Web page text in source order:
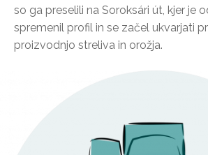
so ga preselili na Soroksári út, kjer je
spremenil profil in se začel ukvarjati
proizvodnjo streliva in orožja.